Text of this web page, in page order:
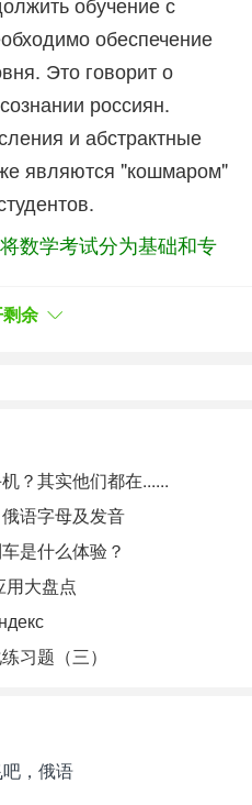
обеспечение
Это говорит о
россиян.
и абстрактные
являются "кошмаром"
数学考试分为基础和专
大学入学考试的毕业生来
计算步骤，抽象的逻辑理
梦”。
余
？其实他们都在......
语字母及发音
是什么体验？
用大盘点
习题（三）
，俄语